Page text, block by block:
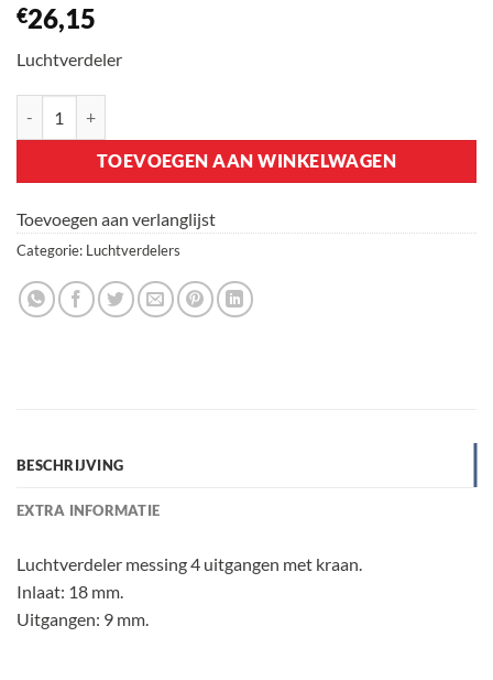
€26,15
Luchtverdeler
TOEVOEGEN AAN WINKELWAGEN
Toevoegen aan verlanglijst
Categorie: Luchtverdelers
BESCHRIJVING
EXTRA INFORMATIE
Luchtverdeler messing 4 uitgangen met kraan.
Inlaat: 18 mm.
Uitgangen: 9 mm.